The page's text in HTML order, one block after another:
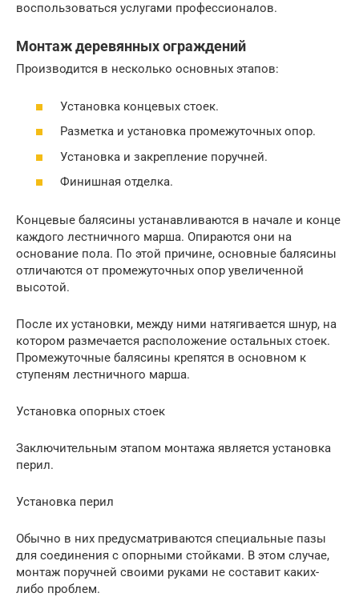
воспользоваться услугами профессионалов.
Монтаж деревянных ограждений
Производится в несколько основных этапов:
Установка концевых стоек.
Разметка и установка промежуточных опор.
Установка и закрепление поручней.
Финишная отделка.
Концевые балясины устанавливаются в начале и конце
каждого лестничного марша. Опираются они на
основание пола. По этой причине, основные балясины
отличаются от промежуточных опор увеличенной
высотой.
После их установки, между ними натягивается шнур, на
котором размечается расположение остальных стоек.
Промежуточные балясины крепятся в основном к
ступеням лестничного марша.
Установка опорных стоек
Заключительным этапом монтажа является установка
перил.
Установка перил
Обычно в них предусматриваются специальные пазы
для соединения с опорными стойками. В этом случае,
монтаж поручней своими руками не составит каких-
либо проблем.